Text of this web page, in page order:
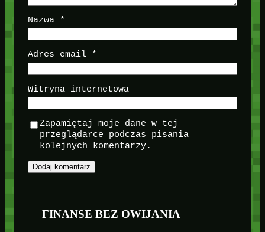
Nazwa *
Adres email *
Witryna internetowa
Zapamiętaj moje dane w tej
przeglądarce podczas pisania
kolejnych komentarzy.
FINANSE BEZ OWIJANIA